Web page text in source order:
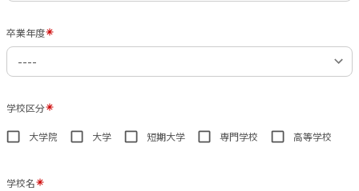
卒業年度
学校区分
大学院 大学 短期大学 専門学校 高等学校
学校名